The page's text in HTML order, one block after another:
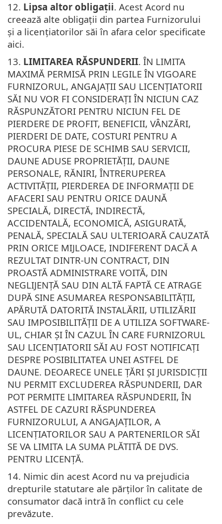
12. Lipsa altor obligații. Acest Acord nu
creează alte obligații din partea Furnizorului
și a licențiatorilor săi în afara celor specificate
aici.
13. LIMITAREA RĂSPUNDERII. ÎN LIMITA
MAXIMĂ PERMISĂ PRIN LEGILE ÎN VIGOARE
FURNIZORUL, ANGAJAȚII SAU LICENȚIATORII
SĂI NU VOR FI CONSIDERAȚI ÎN NICIUN CAZ
RĂSPUNZĂTORI PENTRU NICIUN FEL DE
PIERDERE DE PROFIT, BENEFICII, VÂNZĂRI,
PIERDERI DE DATE, COSTURI PENTRU A
PROCURA PIESE DE SCHIMB SAU SERVICII,
DAUNE ADUSE PROPRIETĂȚII, DAUNE
PERSONALE, RĂNIRI, ÎNTRERUPEREA
ACTIVITĂȚII, PIERDEREA DE INFORMAȚII DE
AFACERI SAU PENTRU ORICE DAUNĂ
SPECIALĂ, DIRECTĂ, INDIRECTĂ,
ACCIDENTALĂ, ECONOMICĂ, ASIGURATĂ,
PENALĂ, SPECIALĂ SAU ULTERIOARĂ CAUZATĂ
PRIN ORICE MIJLOACE, INDIFERENT DACĂ A
REZULTAT DINTR-UN CONTRACT, DIN
PROASTĂ ADMINISTRARE VOITĂ, DIN
NEGLIJENȚĂ SAU DIN ALTĂ FAPTĂ CE ATRAGE
DUPĂ SINE ASUMAREA RESPONSABILITĂȚII,
APĂRUTĂ DATORITĂ INSTALĂRII, UTILIZĂRII
SAU IMPOSIBILITĂȚII DE A UTILIZA SOFTWARE-
UL, CHIAR ȘI ÎN CAZUL ÎN CARE FURNIZORUL
SAU LICENȚIATORII SĂI AU FOST NOTIFICAȚI
DESPRE POSIBILITATEA UNEI ASTFEL DE
DAUNE. DEOARECE UNELE ȚĂRI ȘI JURISDICȚII
NU PERMIT EXCLUDEREA RĂSPUNDERII, DAR
POT PERMITE LIMITAREA RĂSPUNDERII, ÎN
ASTFEL DE CAZURI RĂSPUNDEREA
FURNIZORULUI, A ANGAJAȚILOR, A
LICENȚIATORILOR SAU A PARTENERILOR SĂI
SE VA LIMITA LA SUMA PLĂTITĂ DE DVS.
PENTRU LICENȚĂ.
14. Nimic din acest Acord nu va prejudicia
drepturile statutare ale părților în calitate de
consumator dacă intră în conflict cu cele
prevăzute.